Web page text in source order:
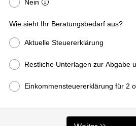
Nein
Wie sieht Ihr Beratungsbedarf aus?
Aktuelle Steuererklärung
Restliche Unterlagen zur Abgabe
Einkommensteuererklärung für 2